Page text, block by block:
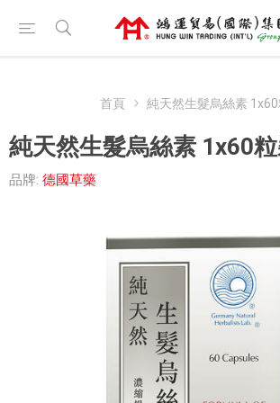
首頁 純天然生髮烏絲素
純天然生髮烏絲素 1x60
品牌: 德國草藥